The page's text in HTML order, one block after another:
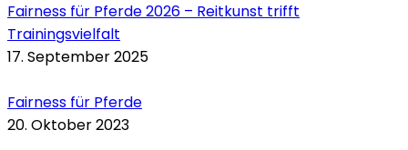
Fairness für Pferde 2026 – Reitkunst trifft
Trainingsvielfalt
17. September 2025
Fairness für Pferde
20. Oktober 2023